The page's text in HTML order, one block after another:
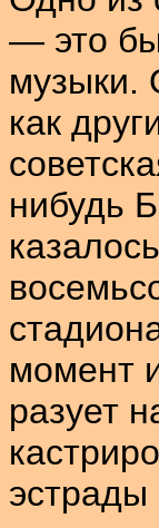
— это
музыки.
как
нибудь
момент
разует
эстрады